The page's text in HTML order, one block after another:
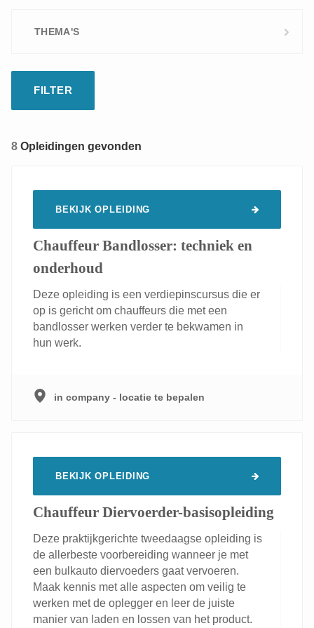
Standaard
Op maat
THEMA'S
8 Opleidingen gevonden
BEKIJK OPLEIDING
Chauffeur Bandlosser: techniek en
onderhoud
Deze opleiding is een verdiepinscursus die er
op is gericht om chauffeurs die met een
bandlosser werken verder te bekwamen in
hun werk.
in company - locatie te bepalen
BEKIJK OPLEIDING
Chauffeur Diervoerder-basisopleiding
Deze praktijkgerichte tweedaagse opleiding is
de allerbeste voorbereiding wanneer je met
een bulkauto diervoeders gaat vervoeren.
Maak kennis met alle aspecten om veilig te
werken met de oplegger en leer de juiste
manier van laden en lossen van het product.